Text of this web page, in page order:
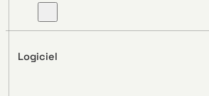
Logiciel